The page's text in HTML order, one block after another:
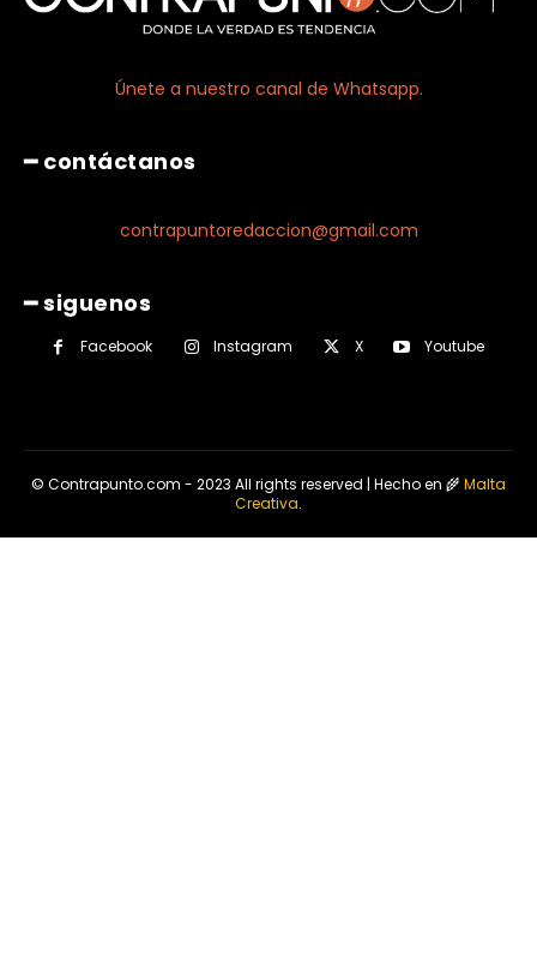
Únete a nuestro canal de Whatsapp.
━ contáctanos
contrapuntoredaccion@gmail.com
━ siguenos
Facebook Instagram X Youtube
© Contrapunto.com - 2023 All rights reserved | Hecho en 🌾Malta
Creativa.